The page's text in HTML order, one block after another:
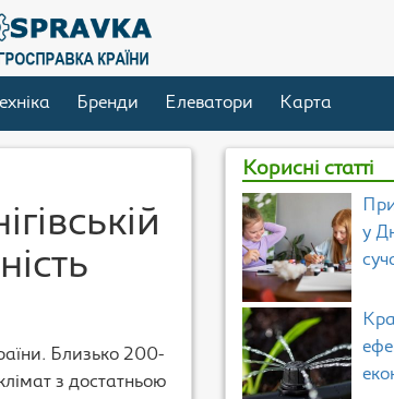
Бренди Елеватори Карта
Близько 200-
з достатньою
Корисні статті
у